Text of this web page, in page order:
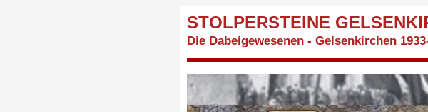
STOLPERSTEINE
Die Dabeigewesenen - Gelsenkirchen